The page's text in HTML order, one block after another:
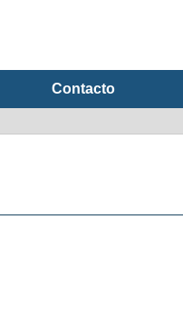
Contacto